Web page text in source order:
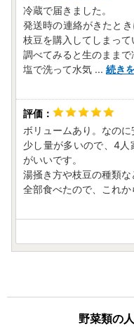
冷蔵で届きました。
発送時の連絡がきたと
枝豆を購入してしまって
調べてみると生のままで
塩で洗って水気 ... 続き
ボリュームあり。なのに
少し量が多いので、4
がいいです。
湯掻き方や枝豆の種類な
全部食べたので、これか
野菜類の